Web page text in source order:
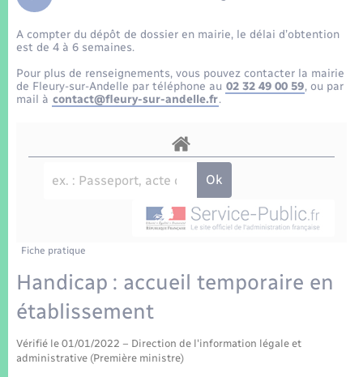
Etat-civil - Papiers - Citoyenneté
Mariage – PACS
Parrainage civil
Logement - Urbanisme
Nouvel habitant
Organisation d’événement
Sécurité - Prévention
Transports scolaires
Travaux - Autorisation d’occupation de l’espace
public
Compétences
Plan interactif
La Communauté de communes
A compter du dépôt de dossier en mairie, le délai d’obtention
est de 4 à 6 semaines.
Pour plus de renseignements, vous pouvez contacter la mairie
de Fleury-sur-Andelle par téléphone au 02 32 49 00 59, ou par
mail à contact@fleury-sur-andelle.fr.
Fiche pratique
Handicap : accueil temporaire en
établissement
Vérifié le 01/01/2022 – Direction de l'information légale et
administrative (Première ministre)